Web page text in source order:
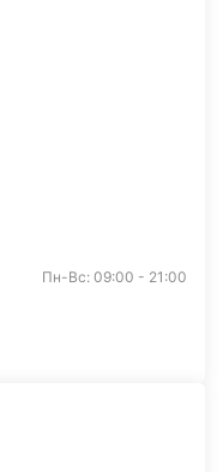
Пн-Вс: 09:00 - 21:00